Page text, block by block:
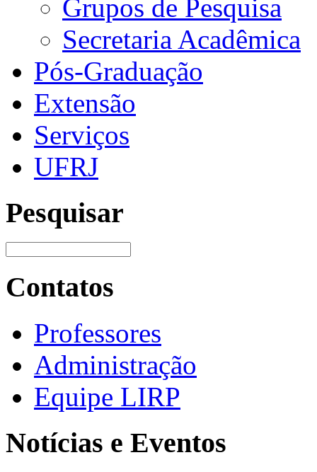
Grupos de Pesquisa
Secretaria Acadêmica
Pós-Graduação
Extensão
Serviços
UFRJ
Pesquisar
Contatos
Professores
Administração
Equipe LIRP
Notícias e Eventos